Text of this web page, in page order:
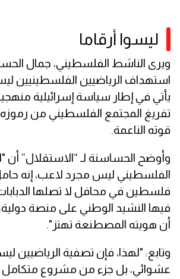
ليسوا أرقاما
ويرى الناشط الفلسطيني، جمال
استهداف الرياضيين الفلسطينيين
يأتي في إطار سياسة إسرائيلية
تفريغ المجتمع الفلسطيني من رموزه
قوته الناعمة.
وأوضح الحساسنة لـ “الاستقلال” أن
الفلسطيني ليس مجرد لاعب، إنه
فلسطين في محافل لا تصلها
فيها النشيد الوطني على منصة
أن هويته المصطنعة تهتز".
وتابع: "لهذا، فإن تصفية الرياضيين
عشوائي، بل جزء من مشروع متكامل